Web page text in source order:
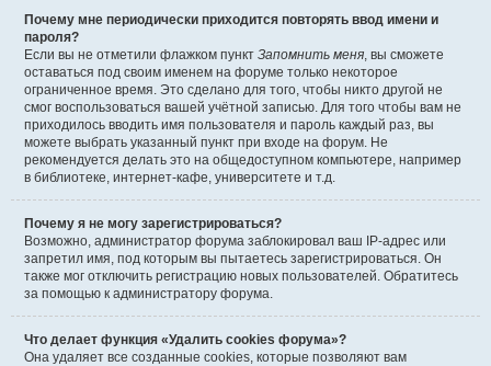
Почему мне периодически приходится повторять ввод имени и
пароля?
Если вы не отметили флажком пункт Запомнить меня, вы сможете
оставаться под своим именем на форуме только некоторое
ограниченное время. Это сделано для того, чтобы никто другой не
смог воспользоваться вашей учётной записью. Для того чтобы вам не
приходилось вводить имя пользователя и пароль каждый раз, вы
можете выбрать указанный пункт при входе на форум. Не
рекомендуется делать это на общедоступном компьютере, например
в библиотеке, интернет-кафе, университете и т.д.
Почему я не могу зарегистрироваться?
Возможно, администратор форума заблокировал ваш IP-адрес или
запретил имя, под которым вы пытаетесь зарегистрироваться. Он
также мог отключить регистрацию новых пользователей. Обратитесь
за помощью к администратору форума.
Что делает функция «Удалить cookies форума»?
Она удаляет все созданные cookies, которые позволяют вам